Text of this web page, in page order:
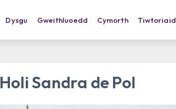
Dysgu Gweithluoedd Cymorth Tiwtoriaid
Holi Sandra de Pol